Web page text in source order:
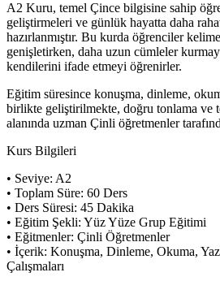
A2 Kuru, temel Çince bilgisine sahip
geliştirmeleri ve günlük hayatta daha
hazırlanmıştır. Bu kurda öğrenciler kelime
genişletirken, daha uzun cümleler
kendilerini ifade etmeyi öğrenirler.
Eğitim süresince konuşma, dinleme,
birlikte geliştirilmekte, doğru tonlama ve
alanında uzman Çinli öğretmenler
Kurs Bilgileri
• Seviye: A2
• Toplam Süre: 60 Ders
• Ders Süresi: 45 Dakika
• Eğitim Şekli: Yüz Yüze Grup Eğitimi
• Eğitmenler: Çinli Öğretmenler
• İçerik: Konuşma, Dinleme, Okuma,
Çalışmaları